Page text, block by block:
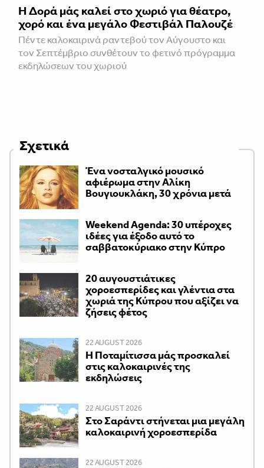
Η Δορά μάς καλεί στο χωριό για θέατρο,
χορό και ένα μεγάλο Φεστιβάλ Παλουζέ
Πέντε καλοκαιρινά ραντεβού τον Αύγουστο και
τον Σεπτέμβριο συνθέτουν το φετινό πρόγραμμα
εκδηλώσεων του χωριού
Σχετικά
Ένα νοσταλγικό μουσικό
αφιέρωμα στην Αλίκη
Βουγιουκλάκη, 30 χρόνια μετά
Weekend Agenda: 30 υπέροχες
ιδέες για έξοδο αυτό το
σαββατοκύριακο στην Κύπρο
20 αυγουστιάτικες
χοροεσπερίδες και γλέντια στα
χωριά της Κύπρου που αξίζει να
ζήσεις φέτος
22 AUGUST 2026
Η Ποταμίτισσα μάς προσκαλεί
στις καλοκαιρινές της
εκδηλώσεις
22 AUGUST 2026
Στο Σαράντι στήνεται μια μεγάλη
καλοκαιρινή χοροεσπερίδα
22 AUGUST 2026